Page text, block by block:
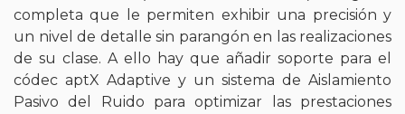
completa que le permiten exhibir una precisión y
un nivel de detalle sin parangón en las realizaciones
de su clase. A ello hay que añadir soporte para el
códec aptX Adaptive y un sistema de Aislamiento
Pasivo del Ruido para optimizar las prestaciones